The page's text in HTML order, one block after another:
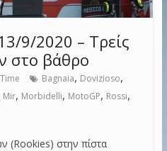
9/2020 – Τρείς
στο βάθρο
Bagnaia, Dovizioso,
Mir, Morbidelli, MotoGP, Rossi,
(Rookies) στην πίστα